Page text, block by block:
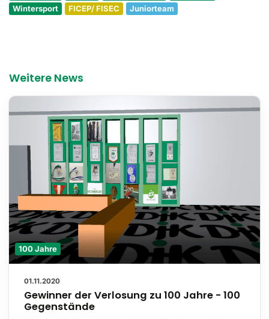
Wintersport
FICEP/ FISEC Juniorteam
Weitere News
100 Jahre
01.11.2020
Gewinner der Verlosung zu 100 Jahre - 100
Gegenstände